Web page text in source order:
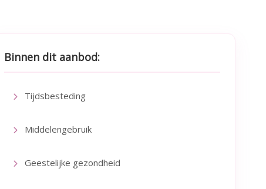
Binnen dit aanbod:
Tijdsbesteding
Middelengebruik
Geestelijke gezondheid